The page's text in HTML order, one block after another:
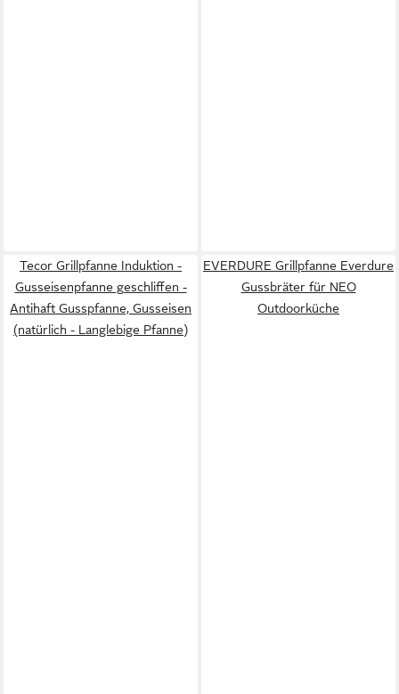
Tecor Grillpfanne Induktion -
Gusseisenpfanne geschliffen -
Antihaft Gusspfanne, Gusseisen
(natürlich - Langlebige Pfanne)
EVERDURE Grillpfanne Everdure
Gussbräter für NEO
Outdoorküche